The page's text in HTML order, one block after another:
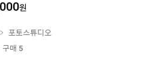
원
포토스튜디오
구매 5